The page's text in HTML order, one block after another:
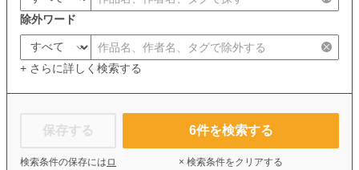
除外ワード
+ さらに詳しく検索する
保存する
検索条件の保存には ロ
6件を検索する
× 検索条件をクリアする